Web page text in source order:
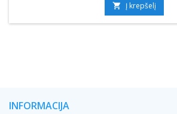
 Į krepšelį
INFORMACIJA